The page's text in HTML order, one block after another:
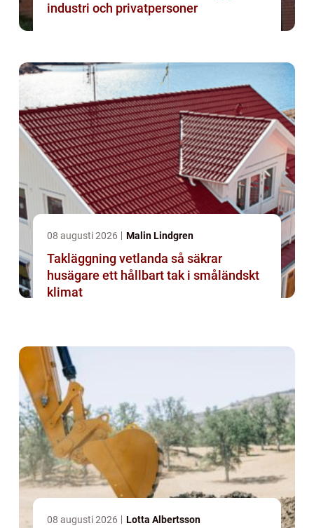
industri och privatpersoner
08 augusti 2026 Malin Lindgren
Takläggning vetlanda så säkrar
husägare ett hållbart tak i småländskt
klimat
08 augusti 2026 Lotta Albertsson